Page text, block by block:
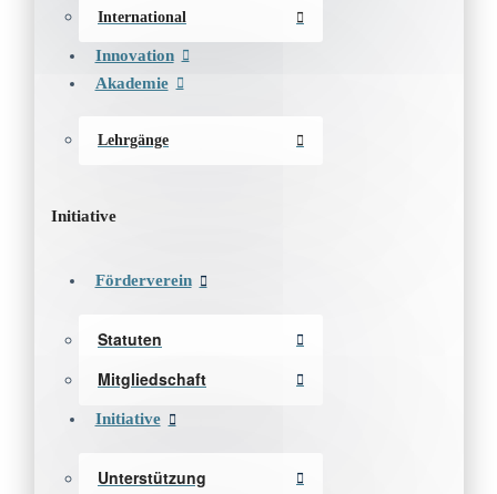
International
Innovation
Akademie
Lehrgänge
Initiative
Förderverein
Statuten
Mitgliedschaft
Initiative
Unterstützung